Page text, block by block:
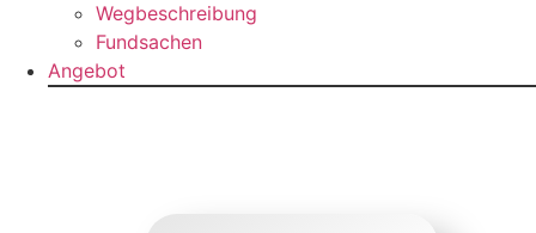
Wegbeschreibung
Fundsachen
Angebot